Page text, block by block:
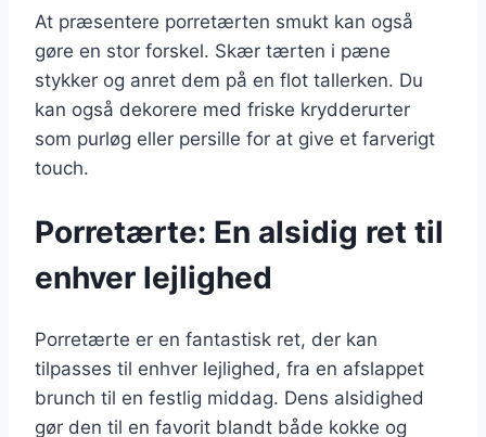
At præsentere porretærten smukt kan også
gøre en stor forskel. Skær tærten i pæne
stykker og anret dem på en flot tallerken. Du
kan også dekorere med friske krydderurter
som purløg eller persille for at give et farverigt
touch.
Porretærte: En alsidig ret til
enhver lejlighed
Porretærte er en fantastisk ret, der kan
tilpasses til enhver lejlighed, fra en afslappet
brunch til en festlig middag. Dens alsidighed
gør den til en favorit blandt både kokke og